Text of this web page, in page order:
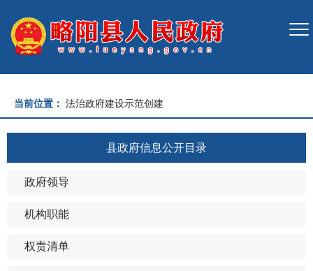
当前位置： 法治政府建设示范创建
县政府信息公开目录
政府领导
机构职能
权责清单